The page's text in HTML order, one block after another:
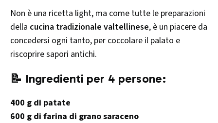
Non è una ricetta light, ma come tutte le preparazioni
della cucina tradizionale valtellinese, è un piacere da
concedersi ogni tanto, per coccolare il palato e
riscoprire sapori antichi.
📝 Ingredienti per 4 persone:
400 g di patate
600 g di farina di grano saraceno